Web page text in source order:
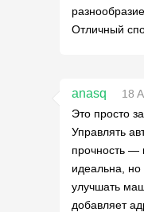
Отличный
anasq
18
Это просто
Управлять
прочность —
идеальна,
улучшать
добавляет